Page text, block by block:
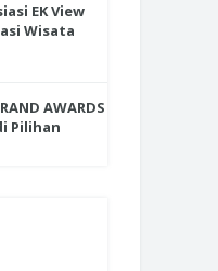
EK View
Wisata
AWARDS
Pilihan